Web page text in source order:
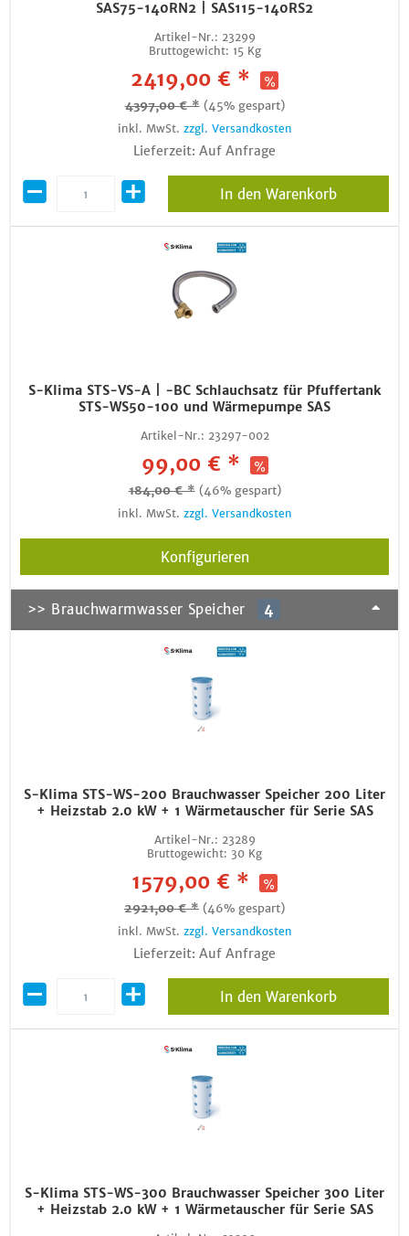
SAS75-140RN2 | SAS115-140RS2
Artikel-Nr.: 23299
Bruttogewicht: 15 Kg
2419,00 € *
4397,00 € * (45% gespart)
inkl. MwSt. zzgl. Versandkosten
Lieferzeit: Auf Anfrage
In den Warenkorb
S-Klima STS-VS-A | -BC Schlauchsatz für Pfuffertank
STS-WS50-100 und Wärmepumpe SAS
Artikel-Nr.: 23297-002
99,00 € *
184,00 € * (46% gespart)
inkl. MwSt. zzgl. Versandkosten
Konfigurieren
>> Brauchwarmwasser Speicher 4
S-Klima STS-WS-200 Brauchwasser Speicher 200 Liter
+ Heizstab 2.0 kW + 1 Wärmetauscher für Serie SAS
Artikel-Nr.: 23289
Bruttogewicht: 30 Kg
1579,00 € *
2921,00 € * (46% gespart)
inkl. MwSt. zzgl. Versandkosten
Lieferzeit: Auf Anfrage
In den Warenkorb
S-Klima STS-WS-300 Brauchwasser Speicher 300 Liter
+ Heizstab 2.0 kW + 1 Wärmetauscher für Serie SAS